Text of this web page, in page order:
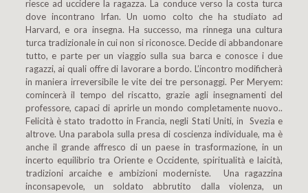
riesce ad uccidere la ragazza. La conduce verso la costa turca
dove incontrano Irfan. Un uomo colto che ha studiato ad
Harvard, e ora insegna. Ha successo, ma rinnega una cultura
turca tradizionale in cui non si riconosce. Decide di abbandonare
tutto, e parte per un viaggio sulla sua barca e conosce i due
ragazzi, ai quali offre di lavorare a bordo. L’incontro modificherà
in maniera irreversibile le vite dei tre personaggi. Per Meryem:
comincerà il tempo del riscatto, grazie agli insegnamenti del
professore, capaci di aprirle un mondo completamente nuovo..
Felicità è stato tradotto in Francia, negli Stati Uniti, in Svezia e
altrove. Una parabola sulla presa di coscienza individuale, ma è
anche il grande affresco di un paese in trasformazione, in un
incerto equilibrio tra Oriente e Occidente, spiritualità e laicità,
tradizioni arcaiche e ambizioni moderniste. Una ragazzina
inconsapevole, un soldato abbrutito dalla violenza, un